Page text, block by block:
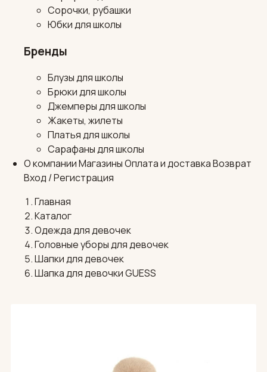
Сорочки, рубашки
Юбки для школы
Бренды
Блузы для школы
Брюки для школы
Джемперы для школы
Жакеты, жилеты
Платья для школы
Сарафаны для школы
О компанииМагазиныОплата и доставкаВозврат
Вход / Регистрация
Главная
Каталог
Одежда для девочек
Головные уборы для девочек
Шапки для девочек
Шапка для девочки GUESS